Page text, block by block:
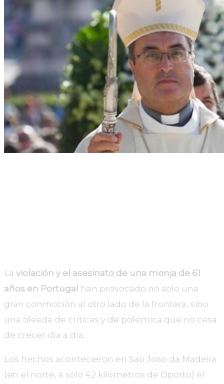
La violación y el asesinato de una monja de 61
años en Portugal han provocado no solo una
gran conmoción al otro lado de la frontera, sino
una oleada de críticas y de polémica que no cesa
de crecer día a día.
Los hechos acontecieron en Sao Joao da Madeira
(en el norte, a solo 42 kilómetros de Oporto) el